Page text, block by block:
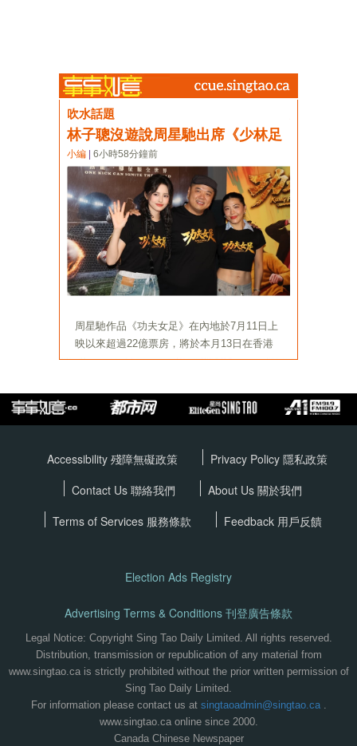
Accessibility 殘障無礙政策 Privacy Policy 隱私政策
Contact Us 聯絡我們
About Us 關於我們
Terms of Services 服務條款 Feedback 用戶反饋
Election Ads Registry
Advertising Terms & Conditions 刊登廣告條款
Legal Notice: Copyright Sing Tao Daily Limited. All rights reserved.
Distribution, transmission or republication of any material from
www.singtao.ca is strictly prohibited without the prior written permission of
Sing Tao Daily Limited.
For information please contact us at singtaoadmin@singtao.ca.
www.singtao.ca online since 2000.
Canada Chinese Newspaper